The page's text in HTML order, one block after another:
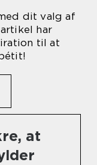
dit valg af
har
til at
at